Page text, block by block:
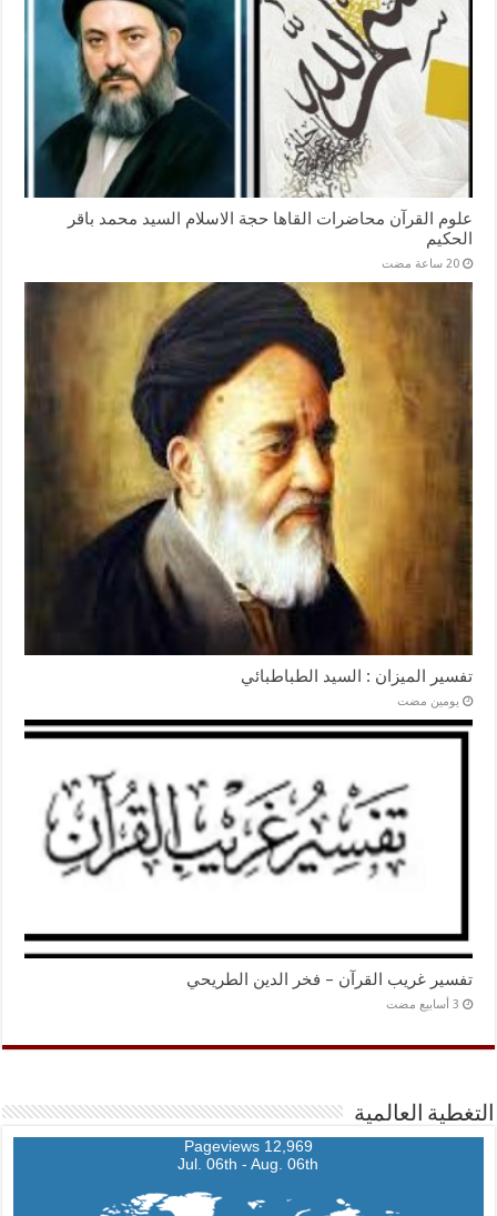
علوم القرآن محاضرات القاها حجة الاسلام السيد محمد باقر
الحكيم
‏20 ساعة مضت
تفسير الميزان : السيد الطباطبائي
‏يومين مضت
تفسير غريب القرآن – فخر الدين الطريحي
التغطية العالمية
12,969 Pageviews
Jul. 06th - Aug. 06th